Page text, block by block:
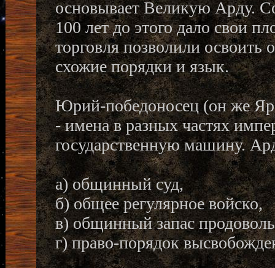
основывает Великую Арду.
100 лет до этого дало свои
торговля позволили
схожие порядки и язык.
Юрий-победоносец (он же
- имена в разных частях
государственную машину.
а) общинный суд,
б) общее регулярное войско,
в) общинный запас
г) право-порядок